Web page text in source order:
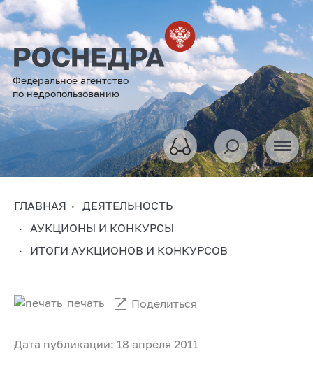
Федеральное агентство
по недропользованию
ГЛАВНАЯ
ДЕЯТЕЛЬНОСТЬ
АУКЦИОНЫ И КОНКУРСЫ
ИТОГИ АУКЦИОНОВ И КОНКУРСОВ
Дата публикации: 18 апреля 2011
печать Поделиться